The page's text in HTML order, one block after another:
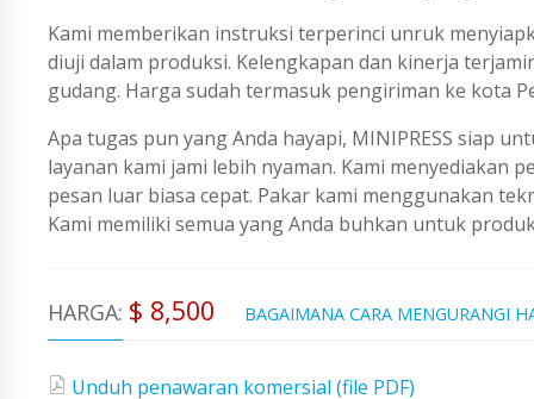
Kami memberikan instruksi terperinci unruk
diuji dalam produksi. Kelengkapan dan kinerja
gudang. Harga sudah termasuk pengiriman ke kota
Apa tugas pun yang Anda hayapi, MINIPRESS siap
layanan kami jami lebih nyaman. Kami menyediakan
pesan luar biasa cepat. Pakar kami menggunakan
Kami memiliki semua yang Anda buhkan untuk
HARGA: $ 8,500 BAGAIMANA CARA MENGURANGI
Unduh penawaran komersial (file PDF)